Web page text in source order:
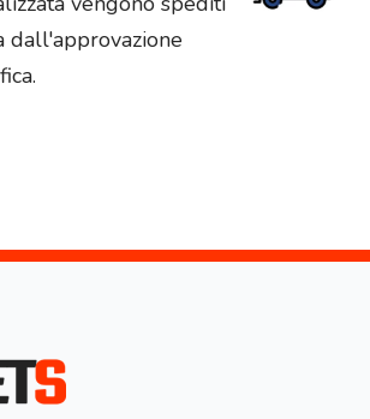
dall'approvazione